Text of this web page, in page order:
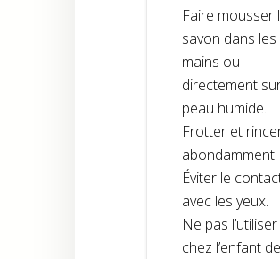
Faire mousser
savon dans les
mains ou
directement
peau humide.
Frotter et
abondamment.
Éviter le
avec les yeux.
Ne pas l’utiliser
chez l’enfant de